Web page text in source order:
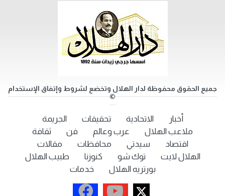
جميع الحقوق محفوظة لدار الهلال وتخضع لشروط وإتفاق الإستخدام
©
أخبار الاتحادية تحقيقات
الجريمة
ملاعب الهلال
عرب وعالم فن
ثقافة
اقتصاد
سيدتي محافظات
مقالات
الهلال لايت
توك شو كنوزنا
طبيب الهلال
بورتريه الهلال
خدمات